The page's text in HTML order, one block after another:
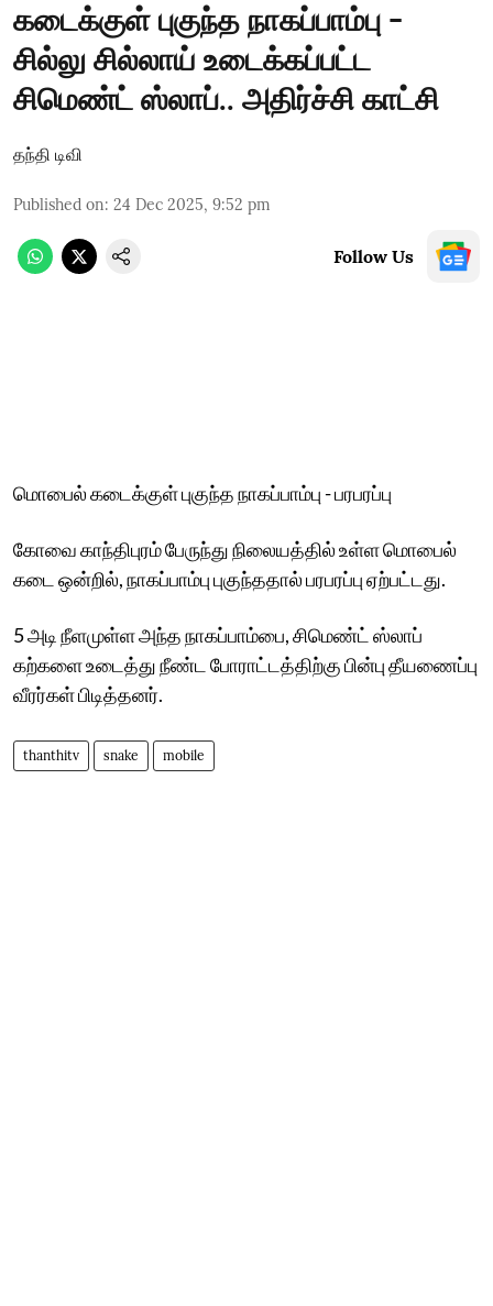
கடைக்குள் புகுந்த நாகப்பாம்பு -
சில்லு சில்லாய் உடைக்கப்பட்ட
சிமெண்ட் ஸ்லாப்.. அதிர்ச்சி காட்சி
தந்தி டிவி
Published on: 24 Dec 2025, 9:52 pm
Follow Us
மொபைல் கடைக்குள் புகுந்த நாகப்பாம்பு - பரபரப்பு
கோவை காந்திபுரம் பேருந்து நிலையத்தில் உள்ள மொபைல்
கடை ஒன்றில், நாகப்பாம்பு புகுந்ததால் பரபரப்பு ஏற்பட்டது.
5 அடி நீளமுள்ள அந்த நாகப்பாம்பை, சிமெண்ட் ஸ்லாப்
கற்களை உடைத்து நீண்ட போராட்டத்திற்கு பின்பு தீயணைப்பு
வீரர்கள் பிடித்தனர்.
thanthitv snake mobile